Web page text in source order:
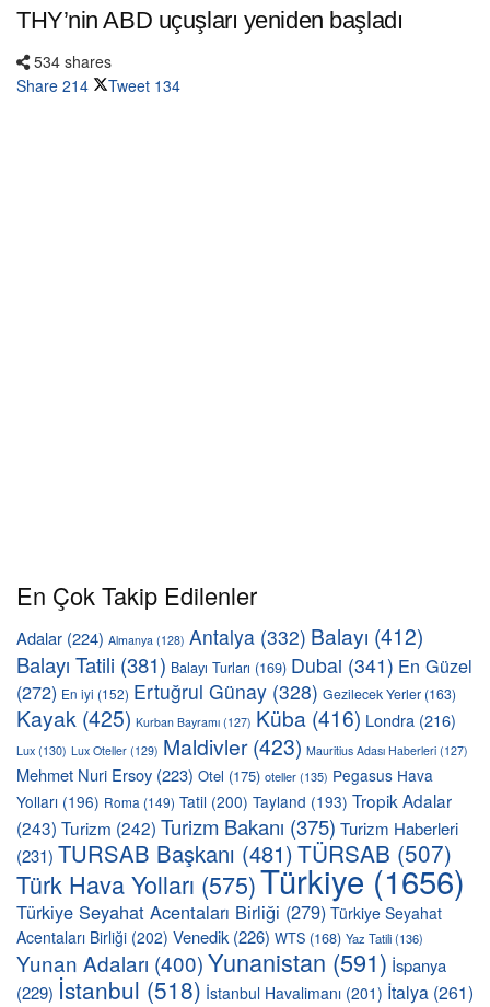
THY’nin ABD uçuşları yeniden başladı
534 shares
Share 214 Tweet 134
En Çok Takip Edilenler
Adalar (224) Almanya (128) Antalya (332) Balayı (412)
Balayı Tatili (381) Balayı Turları (169) Dubai (341) En Güzel
(272) En iyi (152) Ertuğrul Günay (328) Gezilecek Yerler (163)
Kayak (425) Kurban Bayramı (127) Küba (416) Londra (216)
Lux (130) Lux Oteller (129) Maldivler(423) Mauritius Adası Haberleri (127)
Mehmet Nuri Ersoy (223) Otel (175) oteller(135) Pegasus Hava
Yolları (196) Roma (149) Tatil (200) Tayland (193) Tropik Adalar
(243) Turizm (242) Turizm Bakanı (375) Turizm Haberleri
(231) TURSAB Başkanı (481)TÜRSAB (507)
Türk Hava Yolları (575)Türkiye (1656)
Türkiye Seyahat Acentaları Birliği (279) Türkiye Seyahat
Acentaları Birliği (202) Venedik (226) WTS (168) Yaz Tatili(136)
Yunan Adaları (400)Yunanistan (591) İspanya
(229) İstanbul (518) İstanbul Havalimanı (201) İtalya (261)